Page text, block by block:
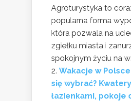
Agroturystyka to
popularna forma
która pozwala na
zgiełku miasta i
spokojnym życiu na
Wakacje w
się wybrać?
łazienkami, pokoje